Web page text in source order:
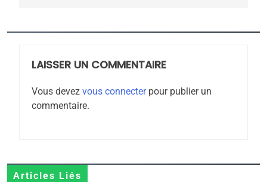
LAISSER UN COMMENTAIRE
Vous devez vous connecterpour publier un
commentaire.
Articles Liés
2025, l’année la plus
rapport d’ADL contre
FRANCE ISRAÉL
6
Zrihen-Dvir
7